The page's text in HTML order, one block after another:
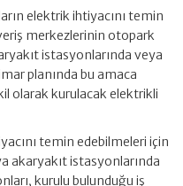
elektrik ihtiyacını temin
merkezlerinin otopark
istasyonlarında veya
planında bu amaca
olarak kurulacak elektrikli
temin edebilmeleri için
akaryakıt istasyonlarında
kurulu bulunduğu iş